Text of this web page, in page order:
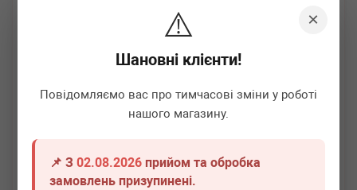
×
⚠️
Шановні клієнти!
Повідомляємо вас про тимчасові зміни у роботі
нашого магазину.
📌 З02.08.2026 прийом та обробка
замовлень призупинені.
ADLER 4N0903028N
Стартер-генератор Audi A6/A8/Q8 MHEV 18- (48V/250A)